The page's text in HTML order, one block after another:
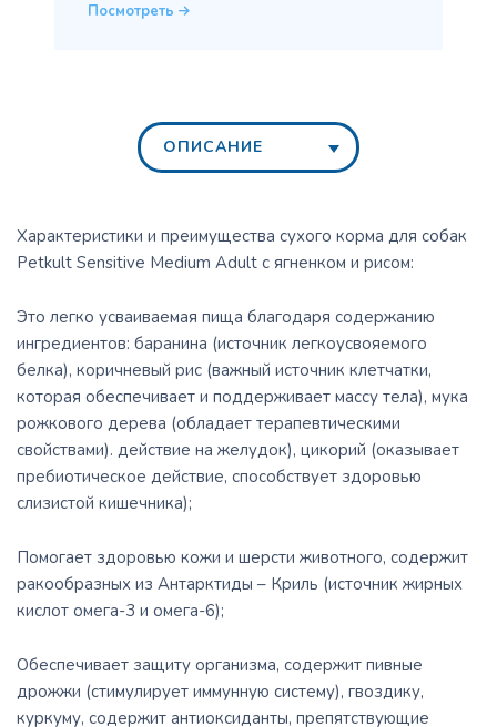
Посмотреть
ОПИСАНИЕ
Характеристики и преимущества сухого корма для собак
Petkult Sensitive Medium Adult с ягненком и рисом:
Это легко усваиваемая пища благодаря содержанию
ингредиентов: баранина (источник легкоусвояемого
белка), коричневый рис (важный источник клетчатки,
которая обеспечивает и поддерживает массу тела), мука
рожкового дерева (обладает терапевтическими
свойствами). действие на желудок), цикорий (оказывает
пребиотическое действие, способствует здоровью
слизистой кишечника);
Помогает здоровью кожи и шерсти животного, содержит
ракообразных из Антарктиды – Криль (источник жирных
кислот омега-3 и омега-6);
Обеспечивает защиту организма, содержит пивные
дрожжи (стимулирует иммунную систему), гвоздику,
куркуму, содержит антиоксиданты, препятствующие